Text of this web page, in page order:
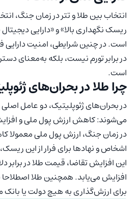
انتخاب بین طلا و تتر در زمان جنگ،
ریسک نگهداری بالا» و «دارایی
است. در چنین شرایطی، امنیت
در برابر تورم نیست، بلکه به‌معنای
است.
چرا طلا در بحران‌های
در بحران‌های ژئوپلیتیک، دو عامل
می‌شوند: کاهش ارزش پول ملی و
در زمان جنگ، ارزش پول ملی معمولا
اشخاص و نهاد‌ها برای فرار از این
این افزایش تقاضا، قیمت طلا در برابر
افزایش می‌یابد. همچنین طلا اصطلاحا
برای ارزش‌گذاری به هیچ دولت یا بانک